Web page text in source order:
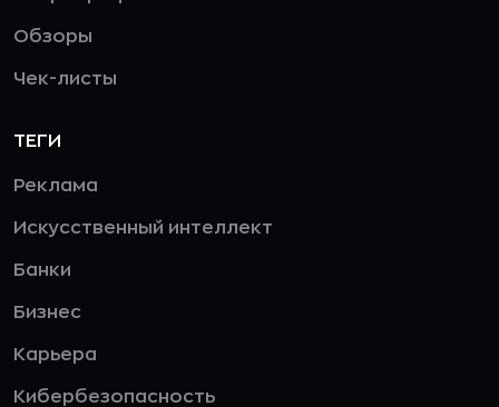
Обзоры
Чек-листы
ТЕГИ
Реклама
Искусственный интеллект
Банки
Бизнес
Карьера
Кибербезопасность